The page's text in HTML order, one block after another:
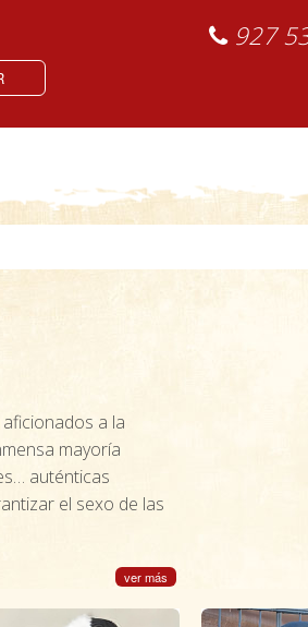
927
a la
mayoría
auténticas
el sexo de las
ver más